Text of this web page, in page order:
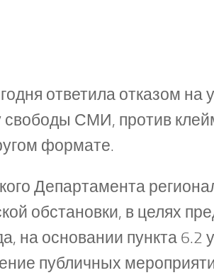
ответила отказом
свободы СМИ, против
формате.
Департамента
обстановки, в целях
на основании пункта
публичных